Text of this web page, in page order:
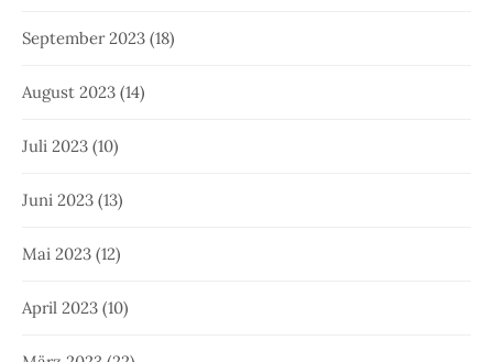
September 2023 (18)
August 2023 (14)
Juli 2023 (10)
Juni 2023 (13)
Mai 2023 (12)
April 2023 (10)